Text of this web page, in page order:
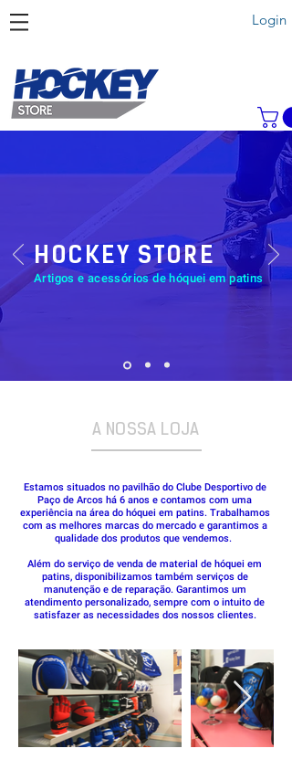
Login
HOCKEY STORE
Artigos e acessórios de hóquei em patins
A NOSSA LOJA
Estamos situados no pavilhão do Clube Desportivo de
Paço de Arcos há 6 anos e contamos com uma
experiência na área do hóquei em patins. Trabalhamos
com as melhores marcas do mercado e garantimos a
qualidade dos produtos que vendemos.
Além do serviço de venda de material de hóquei em
patins, disponibilizamos também serviços de
manutenção e de reparação. Garantimos um
atendimento personalizado, sempre com o intuito de
satisfazer as necessidades dos nossos clientes.